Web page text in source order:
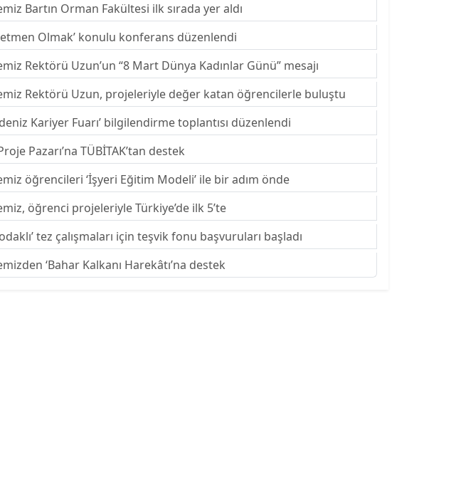
Bartın Orman Fakültesi ilk sırada yer aldı
Olmak’ konulu konferans düzenlendi
Rektörü Uzun’un “8 Mart Dünya Kadınlar Günü” mesajı
Rektörü Uzun, projeleriyle değer katan öğrencilerle buluştu
Kariyer Fuarı’ bilgilendirme toplantısı düzenlendi
Pazarı’na TÜBİTAK’tan destek
öğrencileri ‘İşyeri Eğitim Modeli’ ile bir adım önde
öğrenci projeleriyle Türkiye’de ilk 5’te
tez çalışmaları için teşvik fonu başvuruları başladı
‘Bahar Kalkanı Harekâtı’na destek